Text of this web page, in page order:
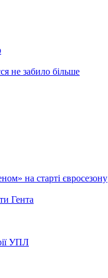
не забило більше
на старті євросезону
Гента
УПЛ